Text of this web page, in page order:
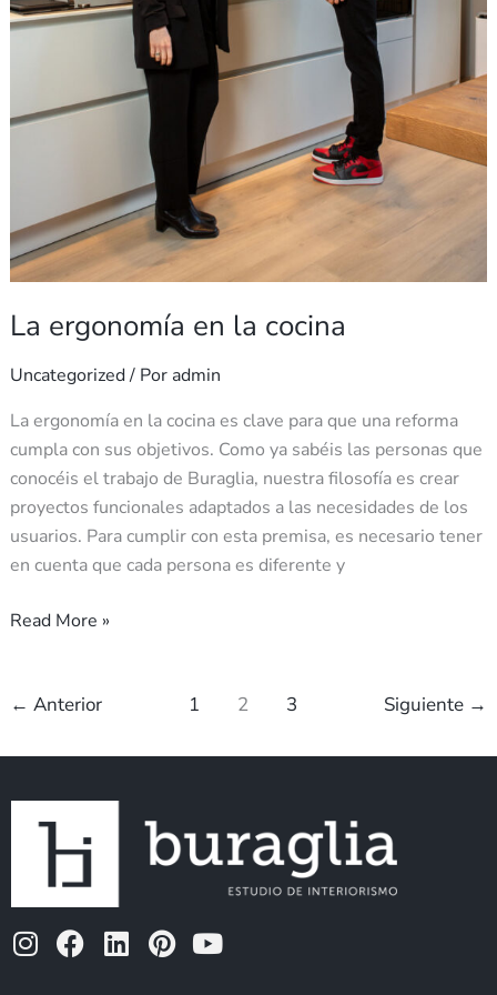
La ergonomía en la cocina
Uncategorized/ Por admin
La ergonomía en la cocina es clave para que una reforma
cumpla con sus objetivos. Como ya sabéis las personas que
conocéis el trabajo de Buraglia, nuestra filosofía es crear
proyectos funcionales adaptados a las necesidades de los
usuarios. Para cumplir con esta premisa, es necesario tener
en cuenta que cada persona es diferente y
Read More »
← Anterior 1 2 3 Siguiente →
I F
a
L P
i
Y